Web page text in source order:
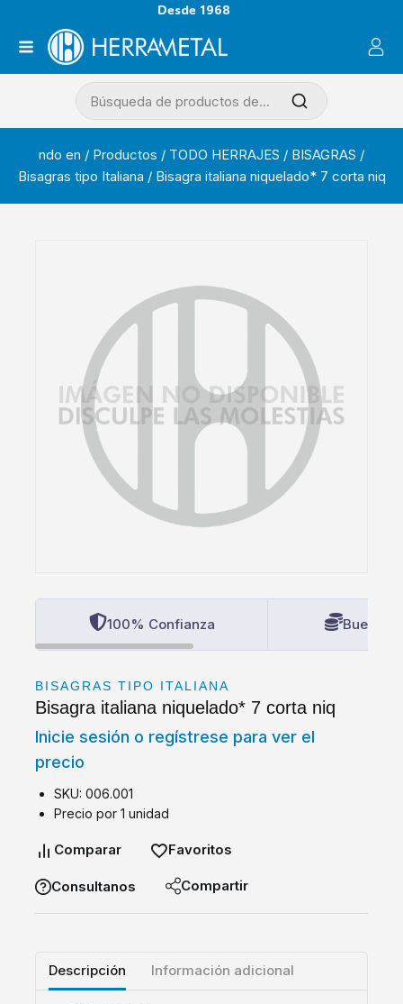
Desde 1968
ndo en / Productos / TODO HERRAJES / BISAGRAS /
Bisagras tipo Italiana / Bisagra italiana niquelado* 7 corta niq
100% Confianza Buenos
BISAGRAS TIPO ITALIANA
Bisagra italiana niquelado* 7 corta niq
Inicie sesión o regístrese para ver el
precio
SKU: 006.001
Precio por 1 unidad
Comparar Favoritos
Consultanos Compartir
Descripción Información adicional